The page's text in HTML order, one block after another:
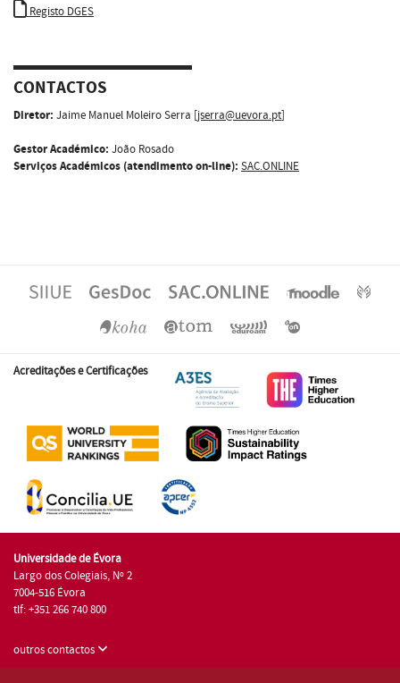
Registo DGES
CONTACTOS
Diretor: Jaime Manuel Moleiro Serra [jserra@uevora.pt]
Gestor Académico: João Rosado
Serviços Académicos (atendimento on-line): SAC.ONLINE
Acreditações e Certificações
Universidade de Évora
Largo dos Colegiais, Nº 2
7004-516 Évora
tlf: +351 266 740 800
outros contactos